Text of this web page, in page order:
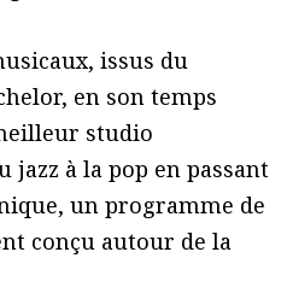
issus du
en son temps
studio
jazz à la pop en passant
un programme de
conçu autour de la